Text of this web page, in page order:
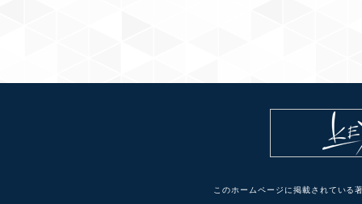
このホームページに掲載されてい